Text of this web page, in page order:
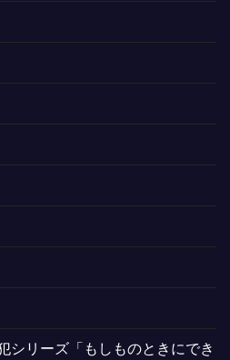
シリーズ「もしものときにでき